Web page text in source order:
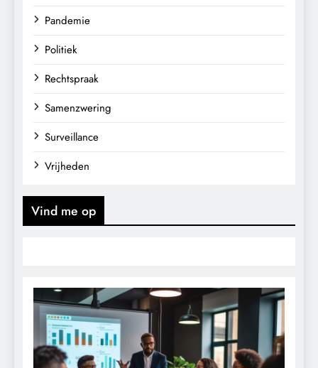
Pandemie
Politiek
Rechtspraak
Samenzwering
Surveillance
Vrijheden
Vind me op